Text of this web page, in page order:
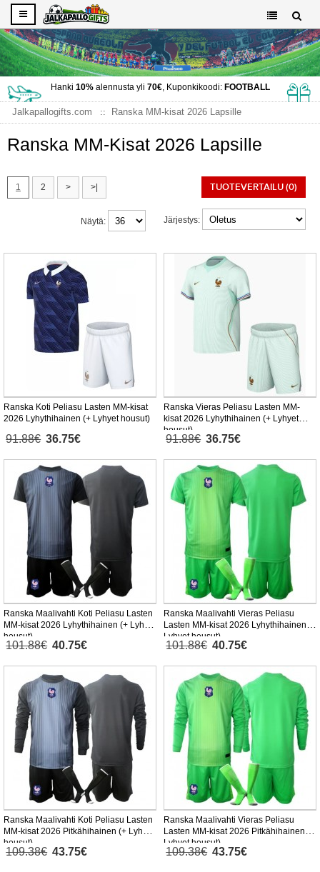
Hanki 10%alennusta yli 70€, Kuponkikoodi: FOOTBALL
Jalkapallogifts.com Ranska MM-kisat 2026 Lapsille
Ranska MM-Kisat 2026 Lapsille
1 2 > >| TUOTEVERTAILU (0)
Järjestys:
Näytä:
Ranska Koti Peliasu Lasten MM-kisat
2026 Lyhythihainen (+ Lyhyet housut)
91.88€ 36.75€
Ranska Vieras Peliasu Lasten MM-
kisat 2026 Lyhythihainen (+ Lyhyet
housut)
91.88€ 36.75€
Ranska Maalivahti Koti Peliasu Lasten
MM-kisat 2026 Lyhythihainen (+ Lyhyet
housut)
101.88€ 40.75€
Ranska Maalivahti Vieras Peliasu
Lasten MM-kisat 2026 Lyhythihainen (+
Lyhyet housut)
101.88€ 40.75€
Ranska Maalivahti Koti Peliasu Lasten
MM-kisat 2026 Pitkähihainen (+ Lyhyet
housut)
109.38€ 43.75€
Ranska Maalivahti Vieras Peliasu
Lasten MM-kisat 2026 Pitkähihainen (+
Lyhyet housut)
109.38€ 43.75€